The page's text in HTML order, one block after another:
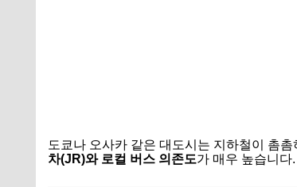
도쿄나 오사카 같은 대도시는 지하철이 촘
차(JR)와 로컬 버스 의존도가 매우 높습니다